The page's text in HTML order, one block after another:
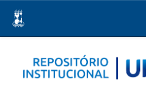
navigation